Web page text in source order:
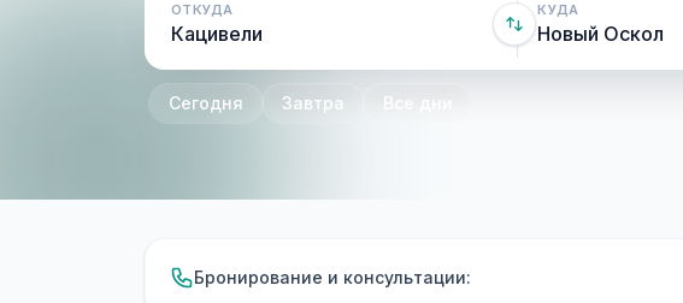
ОТКУДА КУДА
Сегодня Завтра Все дни
Бронирование и консультации: